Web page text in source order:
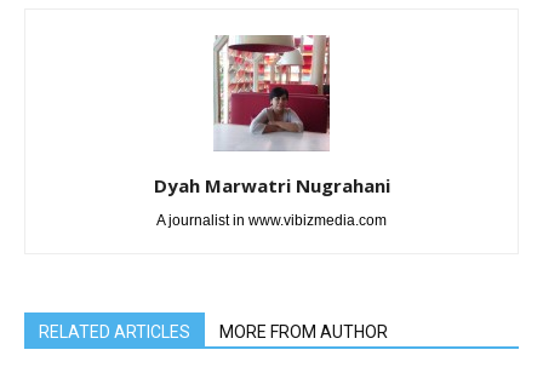
Dyah Marwatri Nugrahani
A journalist in www.vibizmedia.com
RELATED ARTICLES MORE FROM AUTHOR